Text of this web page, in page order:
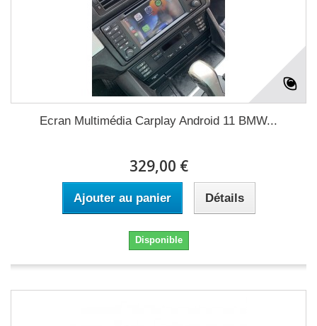
Ecran Multimédia Carplay Android 11 BMW...
329,00 €
Ajouter au panier Détails
Disponible